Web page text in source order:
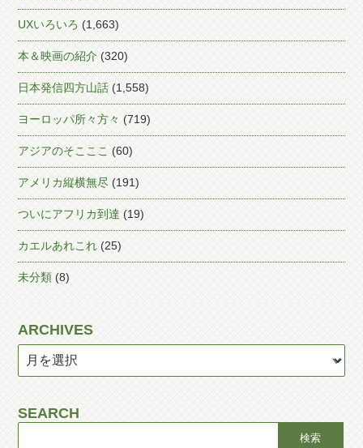
UXいろいろ (1,663)
本＆映画の紹介 (320)
日本発信四方山話 (1,558)
ヨーロッパ所々方々 (719)
アジアのそこここ (60)
アメリカ縦横無尽 (191)
ついにアフリカ到達 (19)
カエルあれこれ (25)
未分類 (8)
ARCHIVES
SEARCH